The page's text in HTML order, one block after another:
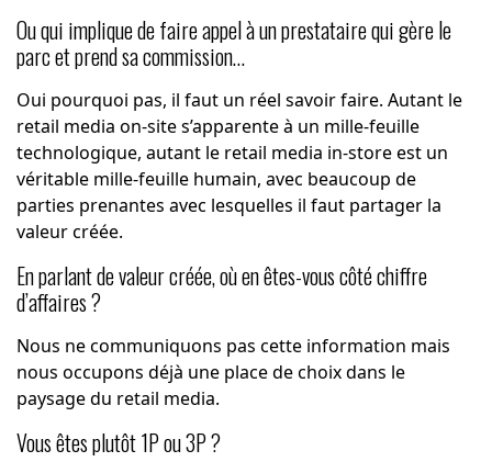
Ou qui implique de faire appel à un prestataire qui gère le
parc et prend sa commission…
Oui pourquoi pas, il faut un réel savoir faire. Autant le
retail media on-site s’apparente à un mille-feuille
technologique, autant le retail media in-store est un
véritable mille-feuille humain, avec beaucoup de
parties prenantes avec lesquelles il faut partager la
valeur créée.
En parlant de valeur créée, où en êtes-vous côté chiffre
d’affaires ?
Nous ne communiquons pas cette information mais
nous occupons déjà une place de choix dans le
paysage du retail media.
Vous êtes plutôt 1P ou 3P ?